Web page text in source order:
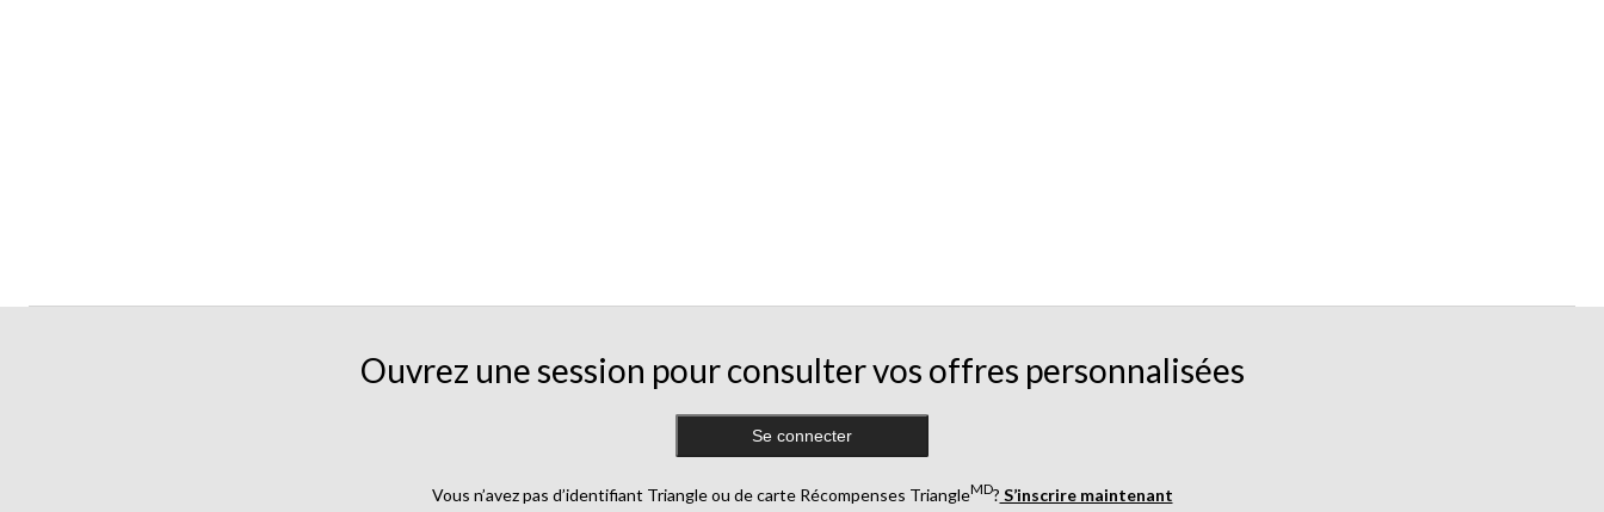
Ouvrez une session pour consulter vos offres personnalisées
Se connecter
Vous n’avez pas d’identifiant Triangle ou de carte Récompenses TriangleMD? S’inscrire maintenant